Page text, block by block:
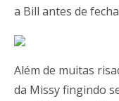
a Bill antes de
Além de muitas
da Missy fingindo